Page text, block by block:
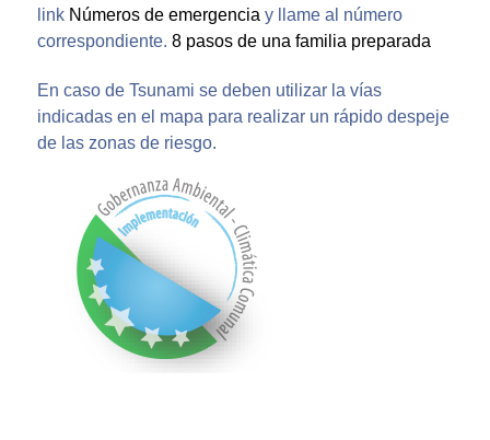
link Números de emergencia y llame al número
correspondiente. 8 pasos de una familia preparada
En caso de Tsunami se deben utilizar la vías
indicadas en el mapa para realizar un rápido despeje
de las zonas de riesgo.